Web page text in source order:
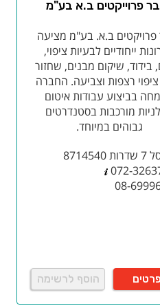
מערכות גילוי וכיבוי ועוד.
ובכך מספקים פתרונות
קבלת האישור הסופי לכיבוי עבור
תכנון והכנת תכנית בטיחות באש
חוקי התכנון והבניה וכן
שירות לציבור, חייבים,
במסגרת הליך קבלת רישיון עסק
מטעם הרשות המקומית. נגישות
להנות מגישה נוחה
וההתאמות הנחוצות להנגשת העסק
עסק. לפי הצו קיימים סוגי עסקים
פרוייקטים ב.א בע"מ
פרויקטים ב.א. בע"מ מציעה
ייחודיים לבעיות ציפוי,
בידוד, שיקום מבנים, שחזור
ציפוי רצפות וצביעה. החברה
בביצוע עבודות איטום
מורכבות בסטנדרטים
גבוהים במיוחד.
072-
08-
הוסף לרשימה